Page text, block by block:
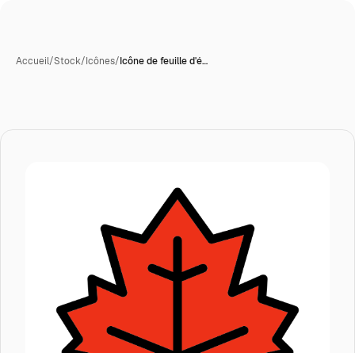
Accueil/Stock/Icônes/Icône de feuille d'é…